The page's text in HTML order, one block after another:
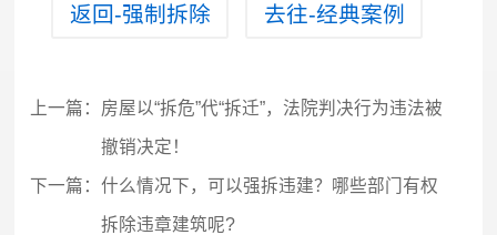
返回-强制拆除 去往-经典案例
上一篇： 房屋以“拆危”代“拆迁”，法院判决行为违法被
撤销决定！
下一篇： 什么情况下，可以强拆违建？哪些部门有权
拆除违章建筑呢?